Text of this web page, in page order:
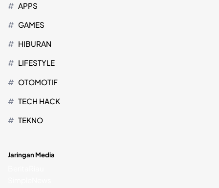
APPS
GAMES
HIBURAN
LIFESTYLE
OTOMOTIF
TECH HACK
TEKNO
Jaringan Media